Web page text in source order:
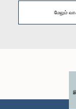
கௌரவ
மேலும்